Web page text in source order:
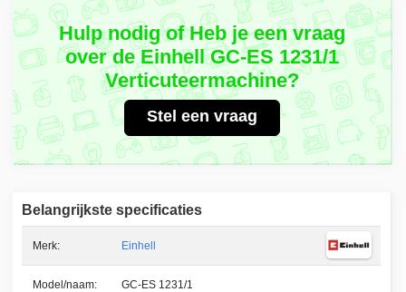
Hulp nodig of Heb je een vraag
over de Einhell GC-ES 1231/1
Verticuteermachine?
Stel een vraag
Belangrijkste specificaties
Merk: Einhell
Model/naam: GC-ES 1231/1